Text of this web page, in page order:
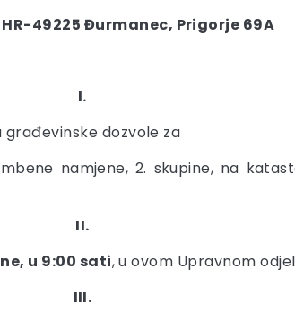
49225 Đurmanec, Prigorje 69A
I.
građevinske dozvole za
namjene, 2. skupine, na
II.
u 9:00 sati, u ovom Upravnom
III.